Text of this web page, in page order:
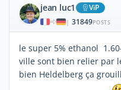
jean luc1 ViP
| 31849POSTS
le super 5% ethanol
ville sont bien relier par
bien Heldelberg ça